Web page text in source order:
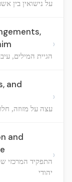
על נישואין בין
הגיית המילים,
›
and
עצה על מזוזה,
›
and
התפקיד המרכזי
יהודי
›